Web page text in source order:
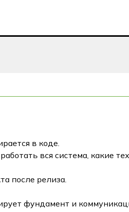
в коде.
вся система, какие
после релиза.
фундамент и